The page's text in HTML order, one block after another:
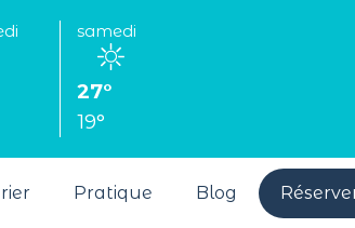
samedi
27°
19°
Pratique Blog